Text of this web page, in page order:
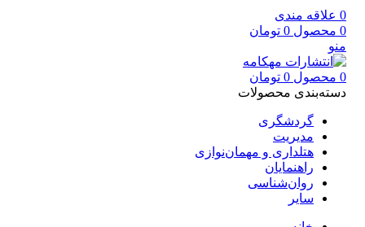
0 علاقه مندی
0 محصول 0 تومان
منو
0 محصول 0 تومان
دسته‌بندی محصولات
گردشگری
مدیریت
هتلداری و مهمان‌نوازی
راهنمایان
روان‌شناسی
سایر